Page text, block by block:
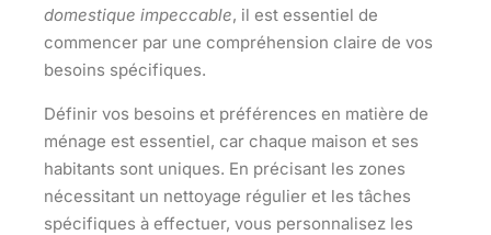
domestique impeccable, il est essentiel de
commencer par une compréhension claire de vos
besoins spécifiques.
Définir vos besoins et préférences en matière de
ménage est essentiel, car chaque maison et ses
habitants sont uniques. En précisant les zones
nécessitant un nettoyage régulier et les tâches
spécifiques à effectuer, vous personnalisez les